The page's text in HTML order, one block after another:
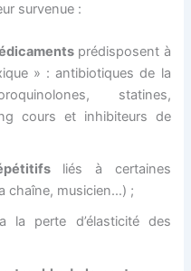
survenue :
prédisposent à
» : antibiotiques de la
statines,
cours et inhibiteurs de
liés à certaines
chaîne, musicien…) ;
la perte d’élasticité des